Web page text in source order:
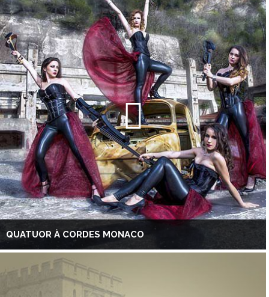
QUATUOR À CORDES MONACO